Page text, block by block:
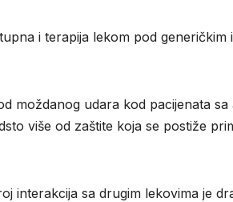
i terapija lekom pod generičkim
moždanog udara kod pacijenata sa
više od zaštite koja se postiže
interakcija sa drugim lekovima je